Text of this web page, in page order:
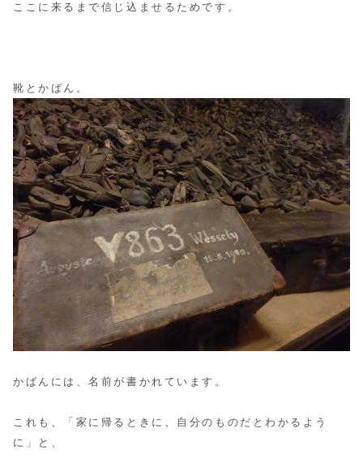
ここに来るまで信じ込ませるためです。
靴とかばん。
かばんには、名前が書かれています。
これも、「家に帰るときに、自分のものだとわかるよう
に」と、